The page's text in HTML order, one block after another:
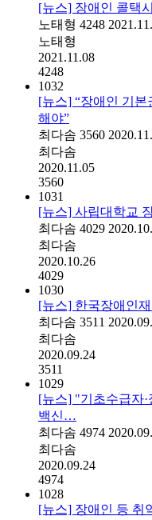
[뉴스] 장애인 콜택
노태형 4248
노태형
2021.11.08
4248
1032
[뉴스] “장애인 기본
해야”
최다솜 3560
최다솜
2020.11.05
3560
1031
[뉴스] 사립대학교
최다솜 4029
최다솜
2020.10.26
4029
1030
[뉴스] 한국장애인재
최다솜 3511
최다솜
2020.09.24
3511
1029
[뉴스] "기초수급자
백신…
최다솜 4974
최다솜
2020.09.24
4974
1028
[뉴스] 장애인 등 취